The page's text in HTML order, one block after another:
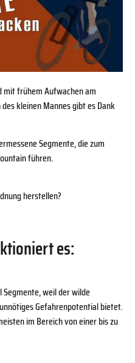
mit frühem Aufwachen am
kleinen Mannes gibt es Dank
Segmente, die zum
führen.
herstellen?
es:
Segmente, weil der wilde
Gefahrenpotential bietet.
im Bereich von einer bis zu